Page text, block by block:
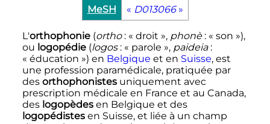
MeSH
« D013066»
L'orthophonie(ortho : « droit », phonè : « son »),
ou logopédie(logos : « parole », paideia :
« éducation ») en Belgique et en Suisse, est
une profession paramédicale, pratiquée par
des orthophonistesuniquement avec
prescription médicale en France et au Canada,
des logopèdesen Belgique et des
logopédistesen Suisse, et liée à un champ